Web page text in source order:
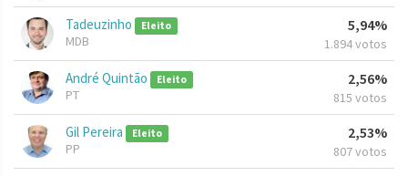
Tadeuzinho Eleito
MDB
5,94%
1.894 votos
André Quintão Eleito
PT
2,56%
815 votos
Gil Pereira Eleito
PP
2,53%
807 votos